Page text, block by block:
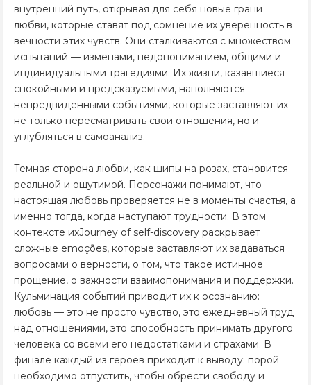
внутренний путь, открывая для себя новые грани
любви, которые ставят под сомнение их уверенность в
вечности этих чувств. Они сталкиваются с множеством
испытаний — изменами, недопониманием, общими и
индивидуальными трагедиями. Их жизни, казавшиеся
спокойными и предсказуемыми, наполняются
непредвиденными событиями, которые заставляют их
не только пересматривать свои отношения, но и
углубляться в самоанализ.
Темная сторона любви, как шипы на розах, становится
реальной и ощутимой. Персонажи понимают, что
настоящая любовь проверяется не в моменты счастья, а
именно тогда, когда наступают трудности. В этом
контексте ихJourney of self-discovery раскрывает
сложные emoções, которые заставляют их задаваться
вопросами о верности, о том, что такое истинное
прощение, о важности взаимопонимания и поддержки.
Кульминация событий приводит их к осознанию:
любовь — это не просто чувство, это ежедневный труд
над отношениями, это способность принимать другого
человека со всеми его недостатками и страхами. В
финале каждый из героев приходит к выводу: порой
необходимо отпустить, чтобы обрести свободу и